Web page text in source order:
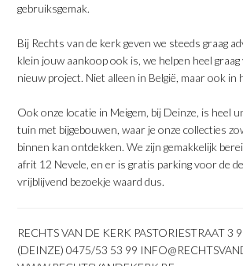
gebruiksgemak.
Bij Rechts van de kerk geven we steeds graag
klein jouw aankoop ook is, we helpen heel
nieuw project. Niet alleen in België, maar ook in
Ook onze locatie in Meigem, bij Deinze, is heel
tuin met bijgebouwen, waar je onze collecties
binnen kan ontdekken. We zijn gemakkelijk
afrit 12 Nevele, en er is gratis parking voor de
vrijblijvend bezoekje waard dus.
RECHTS VAN DE KERK PASTORIESTRAAT 3
(DEINZE) 0475/53 53 99